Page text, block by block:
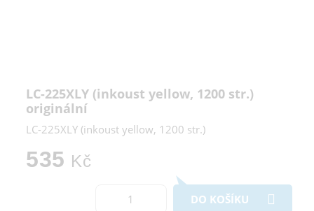
LC-225XLY (inkoust yellow, 1200 str.)
originální
LC-225XLY (inkoust yellow, 1200 str.)
535 Kč
DO KOŠÍKU